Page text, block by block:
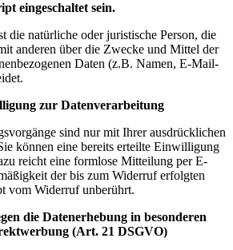
eingeschaltet sein.
die natürliche oder juristische Person, die
anderen über die Zwecke und Mittel der
Daten (z.B. Namen, E-Mail-
zur Datenverarbeitung
sind nur mit Ihrer ausdrücklichen
können eine bereits erteilte Einwilligung
reicht eine formlose Mitteilung per E-
der bis zum Widerruf erfolgten
vom Widerruf unberührt.
die Datenerhebung in besonderen
(Art. 21 DSGVO)